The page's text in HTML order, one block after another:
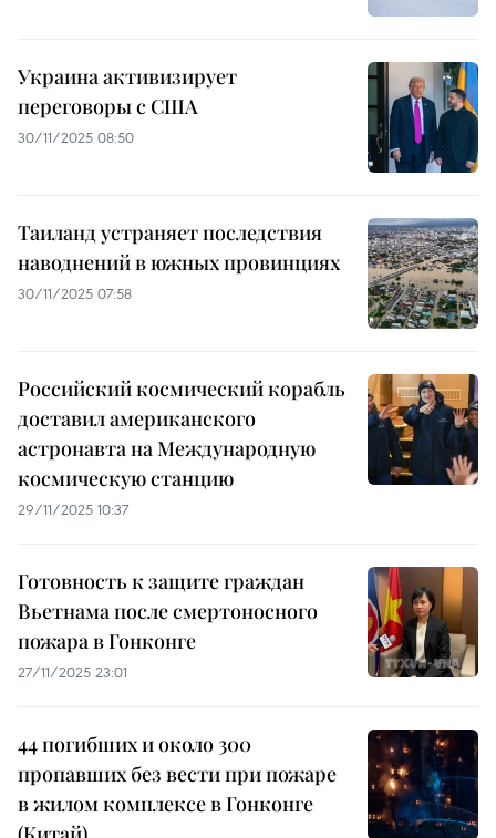
Украина активизирует
переговоры с США
30/11/2025 08:50
Таиланд устраняет последствия
наводнений в южных провинциях
30/11/2025 07:58
Российский космический корабль
доставил американского
астронавта на Международную
космическую станцию
29/11/2025 10:37
Готовность к защите граждан
Вьетнама после смертоносного
пожара в Гонконге
27/11/2025 23:01
44 погибших и около 300
пропавших без вести при пожаре
в жилом комплексе в Гонконге